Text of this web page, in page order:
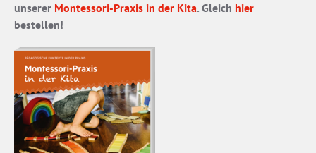
unserer Montessori-Praxis in der Kita. Gleich hier
bestellen!